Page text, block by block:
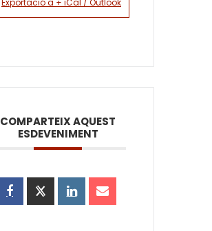
COMPARTEIX AQUEST
ESDEVENIMENT